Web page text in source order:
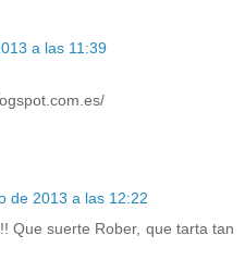
a las 11:39
de 2013 a las 12:22
Que suerte Rober, que tarta tan